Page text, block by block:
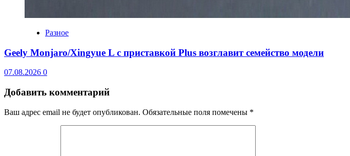
Разное
Geely Monjaro/Xingyue L с приставкой Plus возглавит семейство модели
07.08.2026 0
Добавить комментарий
Ваш адрес email не будет опубликован. Обязательные поля помечены *